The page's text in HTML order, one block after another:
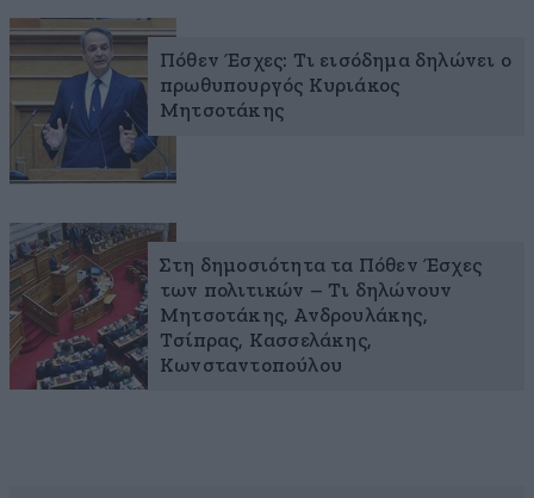
Πόθεν Έσχες: Τι εισόδημα δηλώνει ο
πρωθυπουργός Κυριάκος
Μητσοτάκης
Στη δημοσιότητα τα Πόθεν Έσχες
των πολιτικών – Τι δηλώνουν
Μητσοτάκης, Ανδρουλάκης,
Τσίπρας, Κασσελάκης,
Κωνσταντοπούλου